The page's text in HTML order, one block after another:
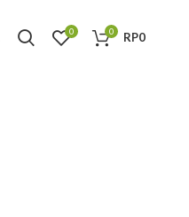
0 0 RP0